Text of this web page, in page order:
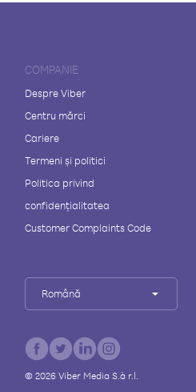
COMPANIE
Despre Viber
Centru mărci
Cariere
Termeni și politici
Politica privind
confidențialitatea
Customer Complaints Code
Română
© 2026Viber Media S.à r.l.